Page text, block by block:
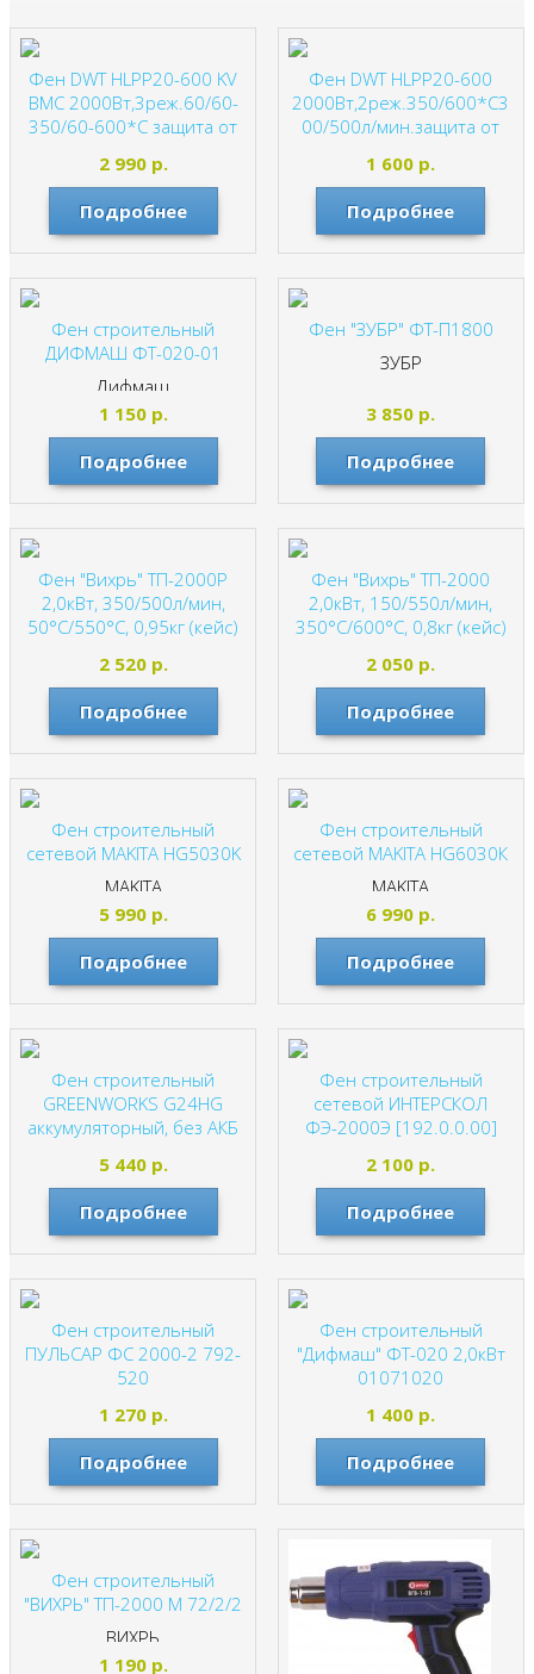
Фен DWT HLPP20-600 KV
BMC 2000Вт,3реж.60/60-
350/60-600*С защита от
кг.(кейс)
DWT
2 990р.
Подробнее
Фен DWT HLPP20-600
2000Вт,2реж.350/600*С3
00/500л/мин.защита от
0,63кг.(коробка)
DWT
1 600 р.
Подробнее
Фен строительный
ДИФМАШ ФТ-020-01
Дифмаш
1 150р.
Подробнее
Фен "ЗУБР" ФТ-П1800
ЗУБР
3 850 р.
Подробнее
Фен "Вихрь" ТП-2000Р
2,0кВт, 350/500л/мин,
50°С/550°С, 0,95кг (кейс)
ВИХРЬ
2 520р.
Подробнее
Фен "Вихрь" ТП-2000
2,0кВт, 150/550л/мин,
350°С/600°С, 0,8кг (кейс)
ВИХРЬ
2 050 р.
Подробнее
Фен строительный
сетевой MAKITA HG5030K
MAKITA
5 990р.
Подробнее
Фен строительный
сетевой MAKITA HG6030К
MAKITA
6 990 р.
Подробнее
Фен строительный
GREENWORKS G24HG
аккумуляторный, без АКБ
Greenworks
5 440р.
Подробнее
Фен строительный
сетевой ИНТЕРСКОЛ
ФЭ-2000Э [192.0.0.00]
ИНТЕРСКОЛ
2 100 р.
Подробнее
Фен строительный
ПУЛЬСАР ФС 2000-2 792-
520
ПУЛЬСАР
1 270р.
Подробнее
Фен строительный
"Дифмаш" ФТ-020 2,0кВт
01071020
Дифмаш
1 400 р.
Подробнее
Фен строительный
"ВИХРЬ" ТП-2000 М 72/2/2
ВИХРЬ
1 190р.